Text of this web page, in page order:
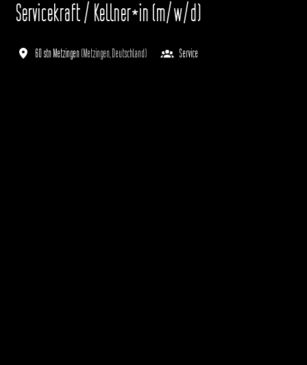
Servicekraft / Kellner*in (m/w/d)
60 stn Metzingen(Metzingen Deutschland) Service